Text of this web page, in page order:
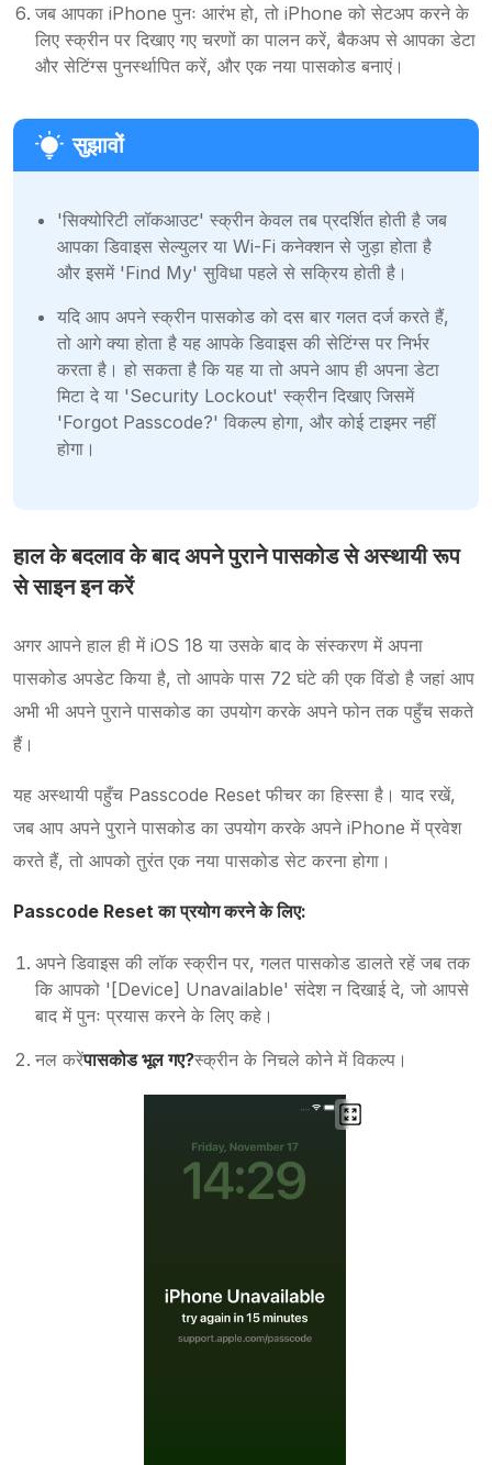
जब आपका iPhone पुनः आरंभ हो, तो iPhone को सेटअप करने के
लिए स्क्रीन पर दिखाए गए चरणों का पालन करें, बैकअप से आपका डेटा
और सेटिंग्स पुनर्स्थापित करें, और एक नया पासकोड बनाएं।
'सिक्योरिटी लॉकआउट' स्क्रीन केवल तब प्रदर्शित होती है जब
आपका डिवाइस सेल्युलर या Wi-Fi कनेक्शन से जुड़ा होता है
और इसमें 'Find My' सुविधा पहले से सक्रिय होती है।
यदि आप अपने स्क्रीन पासकोड को दस बार गलत दर्ज करते हैं,
तो आगे क्या होता है यह आपके डिवाइस की सेटिंग्स पर निर्भर
करता है। हो सकता है कि यह या तो अपने आप ही अपना डेटा
मिटा दे या 'Security Lockout' स्क्रीन दिखाए जिसमें
'Forgot Passcode?' विकल्प होगा, और कोई टाइमर नहीं
होगा।
हाल के बदलाव के बाद अपने पुराने पासकोड से अस्थायी रूप
से साइन इन करें
अगर आपने हाल ही में iOS 18 या उसके बाद के संस्करण में अपना
पासकोड अपडेट किया है, तो आपके पास 72 घंटे की एक विंडो है जहां आप
अभी भी अपने पुराने पासकोड का उपयोग करके अपने फोन तक पहुँच सकते
हैं।
यह अस्थायी पहुँच Passcode Reset फीचर का हिस्सा है। याद रखें,
जब आप अपने पुराने पासकोड का उपयोग करके अपने iPhone में प्रवेश
करते हैं, तो आपको तुरंत एक नया पासकोड सेट करना होगा।
Passcode Reset का प्रयोग करने के लिए:
अपने डिवाइस की लॉक स्क्रीन पर, गलत पासकोड डालते रहें जब तक
कि आपको '[Device] Unavailable' संदेश न दिखाई दे, जो आपसे
बाद में पुनः प्रयास करने के लिए कहे।
नल करेंपासकोड भूल गए?स्क्रीन के निचले कोने में विकल्प।